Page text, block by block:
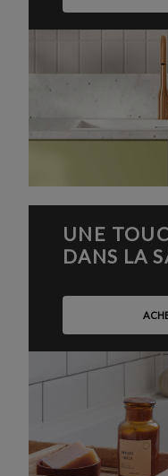
UNE
DANS LA